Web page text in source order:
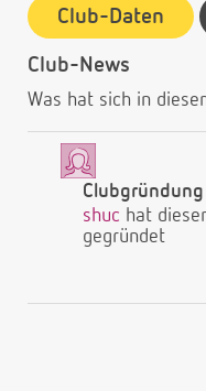
Club-Daten
Club-News
Was hat sich in
Clubgründung
shuc hat
gegründet